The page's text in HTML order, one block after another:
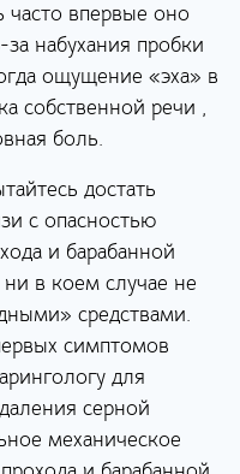
часто впервые оно
набухания пробки
ощущение «эха» в
собственной речи ,
боль.
достать
с опасностью
и барабанной
в коем случае не
средствами.
симптомов
для
серной
механическое